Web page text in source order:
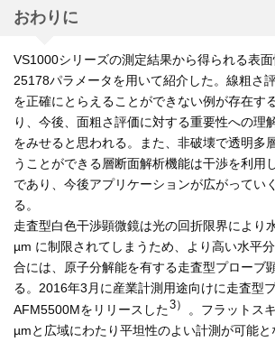
おわりに
VS1000シリーズの測定結果から得られる表
25178パラメータを用いて紹介した。線粗さ
を正確にとらえることができない例が存在す
り、今後、面粗さ評価に対する重要性への理
をみせると思われる。また、非破壊で透明多
うことができる層断面解析機能は干渉を利用
であり、今後アプリケーションが広がってい
る。
走査型白色干渉顕微鏡は光の回折限界により
µm に制限されてしまうため、より高い水平
合には、原子分解能を有する走査型プローブ
る。2016年3月に産業計測用途向けに走査型
AFM5500Mをリリースした3）
。フラットス
µmと広域にわたり平坦性のよい計測が可能